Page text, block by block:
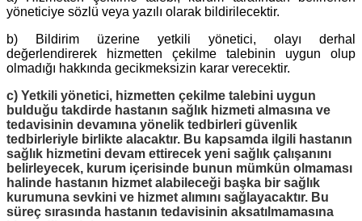
yöneticiye sözlü veya yazılı olarak bildirilecektir.
b) Bildirim üzerine yetkili yönetici, olayı derhal
değerlendirerek hizmetten çekilme talebinin uygun olup
olmadığı hakkında gecikmeksizin karar verecektir.
c) Yetkili yönetici, hizmetten çekilme talebini uygun
bulduğu takdirde hastanın sağlık hizmeti almasına ve
tedavisinin devamına yönelik tedbirleri güvenlik
tedbirleriyle birlikte alacaktır. Bu kapsamda ilgili hastanın
sağlık hizmetini devam ettirecek yeni sağlık çalışanını
belirleyecek, kurum içerisinde bunun mümkün olmaması
halinde hastanın hizmet alabileceği başka bir sağlık
kurumuna sevkini ve hizmet alımını sağlayacaktır. Bu
süreç sırasında hastanın tedavisinin aksatılmamasına